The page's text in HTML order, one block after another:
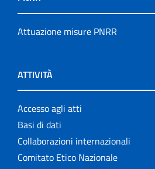
Attuazione misure PNRR
ATTIVITÀ
Accesso agli atti
Basi di dati
Collaborazioni internazionali
Comitato Etico Nazionale